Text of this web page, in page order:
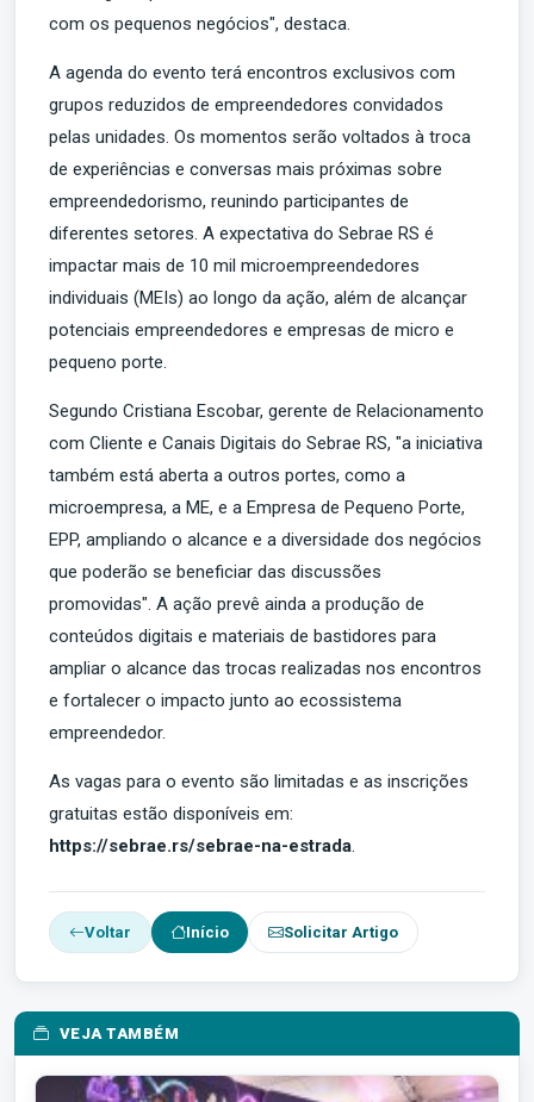
com os pequenos negócios", destaca.
A agenda do evento terá encontros exclusivos com
grupos reduzidos de empreendedores convidados
pelas unidades. Os momentos serão voltados à troca
de experiências e conversas mais próximas sobre
empreendedorismo, reunindo participantes de
diferentes setores. A expectativa do Sebrae RS é
impactar mais de 10 mil microempreendedores
individuais (MEIs) ao longo da ação, além de alcançar
potenciais empreendedores e empresas de micro e
pequeno porte.
Segundo Cristiana Escobar, gerente de Relacionamento
com Cliente e Canais Digitais do Sebrae RS, "a iniciativa
também está aberta a outros portes, como a
microempresa, a ME, e a Empresa de Pequeno Porte,
EPP, ampliando o alcance e a diversidade dos negócios
que poderão se beneficiar das discussões
promovidas". A ação prevê ainda a produção de
conteúdos digitais e materiais de bastidores para
ampliar o alcance das trocas realizadas nos encontros
e fortalecer o impacto junto ao ecossistema
empreendedor.
As vagas para o evento são limitadas e as inscrições
gratuitas estão disponíveis em:
https://sebrae.rs/sebrae-na-estrada.
Voltar Início Solicitar Artigo
VEJA TAMBÉM